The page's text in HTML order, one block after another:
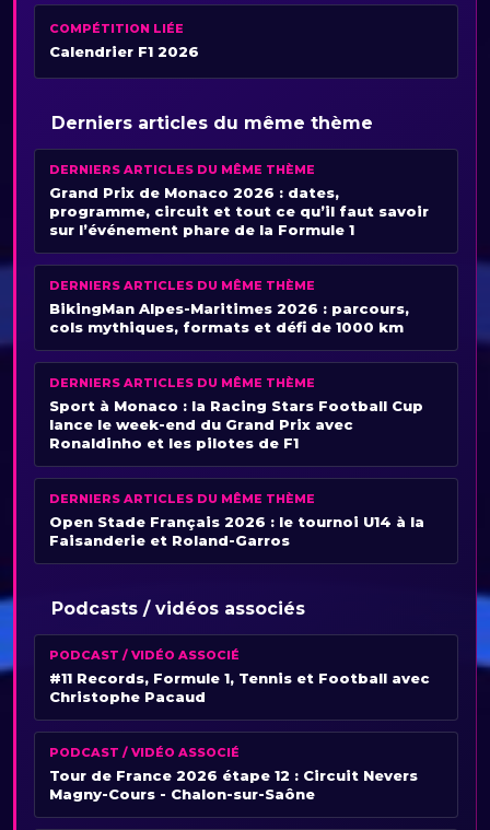
COMPÉTITION LIÉE
Calendrier F1 2026
Derniers articles du même thème
DERNIERS ARTICLES DU MÊME THÈME
Grand Prix de Monaco 2026 : dates,
programme, circuit et tout ce qu’il faut savoir
sur l’événement phare de la Formule 1
DERNIERS ARTICLES DU MÊME THÈME
BikingMan Alpes-Maritimes 2026 : parcours,
cols mythiques, formats et défi de 1000 km
DERNIERS ARTICLES DU MÊME THÈME
Sport à Monaco : la Racing Stars Football Cup
lance le week-end du Grand Prix avec
Ronaldinho et les pilotes de F1
DERNIERS ARTICLES DU MÊME THÈME
Open Stade Français 2026 : le tournoi U14 à la
Faisanderie et Roland-Garros
Podcasts / vidéos associés
PODCAST / VIDÉO ASSOCIÉ
#11 Records, Formule 1, Tennis et Football avec
Christophe Pacaud
PODCAST / VIDÉO ASSOCIÉ
Tour de France 2026 étape 12 : Circuit Nevers
Magny-Cours - Chalon-sur-Saône